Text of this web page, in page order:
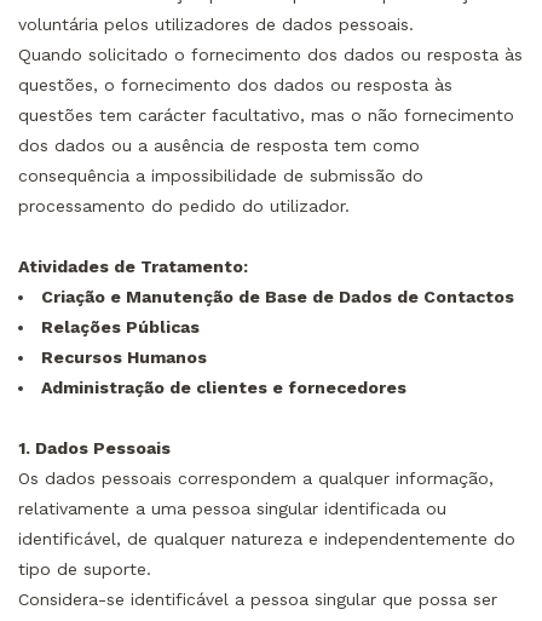
voluntária pelos utilizadores de dados pessoais.
Quando solicitado o fornecimento dos dados ou resposta às
questões, o fornecimento dos dados ou resposta às
questões tem carácter facultativo, mas o não fornecimento
dos dados ou a ausência de resposta tem como
consequência a impossibilidade de submissão do
processamento do pedido do utilizador.
Atividades de Tratamento:
Criação e Manutenção de Base de Dados de Contactos
Relações Públicas
Recursos Humanos
Administração de clientes e fornecedores
1. Dados Pessoais
Os dados pessoais correspondem a qualquer informação,
relativamente a uma pessoa singular identificada ou
identificável, de qualquer natureza e independentemente do
tipo de suporte.
Considera-se identificável a pessoa singular que possa ser